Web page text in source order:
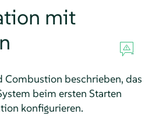
mit
beschrieben, das
beim ersten Starten
konfigurieren.